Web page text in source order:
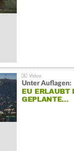
Unter Auflagen:
EU ERLAUBT
GEPLANTE…